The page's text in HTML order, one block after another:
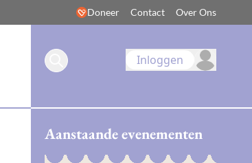
Doneer Contact Over Ons
Inloggen
Aanstaande evenementen